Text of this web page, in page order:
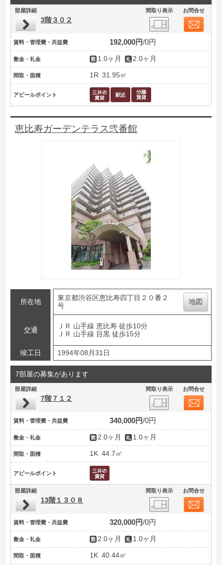
部屋詳細 間取り表示 お問合せ
3階３０２
賃料・管理費・共益費 192,000円 0円
敷金・礼金 1.0ヶ月 2.0ヶ月
間取・面積 1R 31.95㎡
アピールポイント
恵比寿ガーデンテラス弐番館
所在地
東京都渋谷区恵比寿四丁目２０番２
号
地図
交通
ＪＲ 山手線 恵比寿 徒歩10分
ＪＲ 山手線 目黒 徒歩15分
竣工日 1994年08月31日
7部屋の募集があります
部屋詳細 間取り表示 お問合せ
7階７１２
賃料・管理費・共益費 340,000円 0円
敷金・礼金 2.0ヶ月 1.0ヶ月
間取・面積 1K 44.7㎡
アピールポイント
部屋詳細 間取り表示 お問合せ
13階１３０８
賃料・管理費・共益費 320,000円 0円
敷金・礼金 2.0ヶ月 1.0ヶ月
間取・面積 1K 40.44㎡